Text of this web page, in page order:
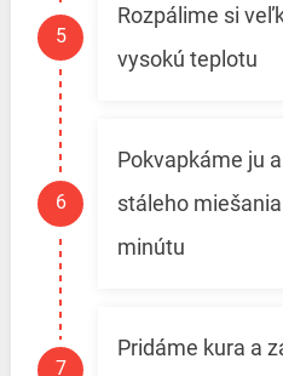
Rozpálime si
vysokú teplotu
Pokvapkáme ju
stáleho
minútu
Pridáme kura a